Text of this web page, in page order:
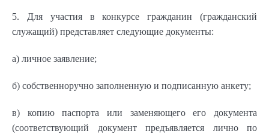
5. Для участия в конкурсе гражданин (гражданский
служащий) представляет следующие документы:
а) личное заявление;
б) собственноручно заполненную и подписанную анкету;
в) копию паспорта или заменяющего его документа
(соответствующий документ предъявляется лично по